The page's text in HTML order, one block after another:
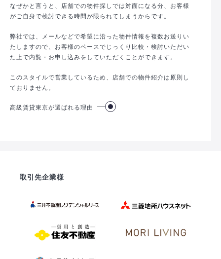
なぜかと言うと、店舗での物件探しでは対面になる分、お客様
がご自身で検討できる時間が限られてしまうからです。
弊社では、メールなどで希望に沿った物件情報を複数お送りい
たしますので、お客様のペースでじっくり比較・検討いただい
た上で内覧・お申し込みをしていただくことができます。
このスタイルで営業しているため、店舗での物件紹介は原則し
ておりません。
高級賃貸東京が選ばれる理由
取引先企業様